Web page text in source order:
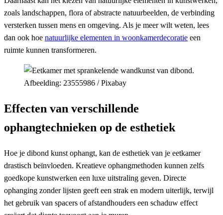
zoals landschappen, flora of abstracte natuurbeelden, de verbinding
versterken tussen mens en omgeving. Als je meer wilt weten, lees
dan ook hoe natuurlijke elementen in woonkamerdecoratie een
ruimte kunnen transformeren.
Afbeelding: 23555986 / Pixabay
Effecten van verschillende
ophangtechnieken op de esthetiek
Hoe je dibond kunst ophangt, kan de esthetiek van je eetkamer
drastisch beïnvloeden. Kreatieve ophangmethoden kunnen zelfs
goedkope kunstwerken een luxe uitstraling geven. Directe
ophanging zonder lijsten geeft een strak en modern uiterlijk, terwijl
het gebruik van spacers of afstandhouders een schaduw effect